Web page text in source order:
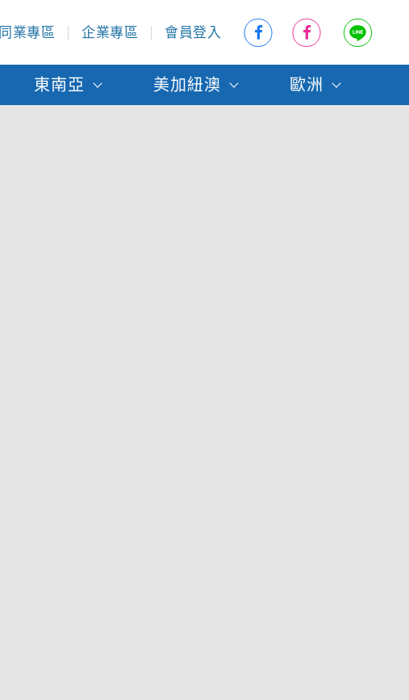
同業專區 企業專區 會員登入
東南亞 美加紐澳 歐洲